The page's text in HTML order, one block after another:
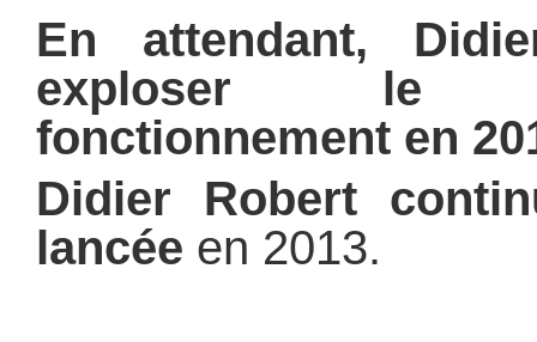
En attendant,
exploser le
fonctionnement en
Didier Robert
lancée en 2013.